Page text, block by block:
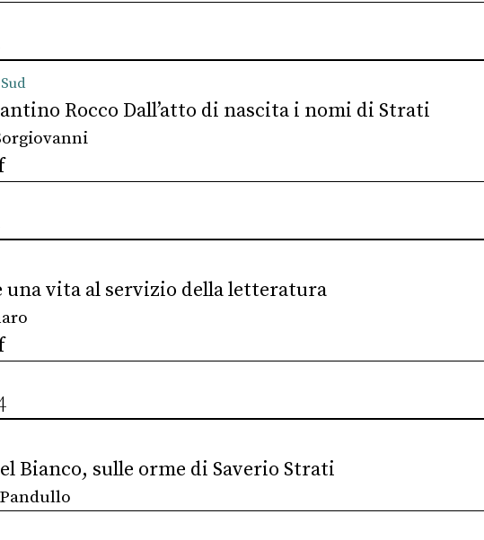
Rocco Dall’atto di nascita i nomi di Strati
una vita al servizio della letteratura
Bianco, sulle orme di Saverio Strati